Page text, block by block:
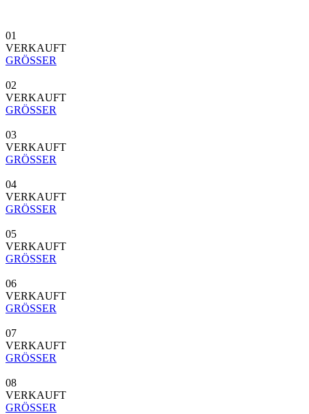
01
VERKAUFT
GRÖSSER
02
VERKAUFT
GRÖSSER
03
VERKAUFT
GRÖSSER
04
VERKAUFT
GRÖSSER
05
VERKAUFT
GRÖSSER
06
VERKAUFT
GRÖSSER
07
VERKAUFT
GRÖSSER
08
VERKAUFT
GRÖSSER